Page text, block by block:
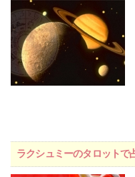
ラクシュミーのタロットで